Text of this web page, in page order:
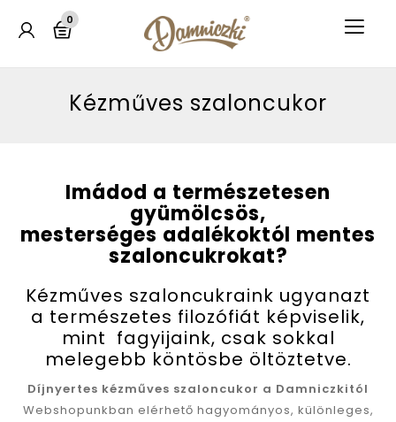
0
Kézműves szaloncukor
Imádod a természetesen
gyümölcsös,
mesterséges adalékoktól mentes
szaloncukrokat?
Kézműves szaloncukraink ugyanazt
a természetes filozófiát képviselik,
mint fagyijaink, csak sokkal
melegebb köntösbe öltöztetve.
Díjnyertes kézműves szaloncukor a Damniczkitól
Webshopunkban elérhető hagyományos, különleges,